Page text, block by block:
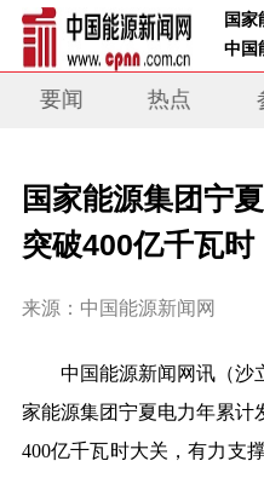
国家
中
要闻 热点
国家能源集团宁
突破400亿千瓦时
来源：中国能源新闻网
中国能源新闻网讯（沙
家能源集团宁夏电力年累计
400亿千瓦时大关，有力支